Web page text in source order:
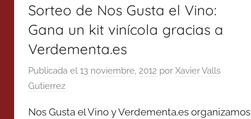
Sorteo de Nos Gusta el Vino:
Gana un kit vinícola gracias a
Verdementa.es
Publicada el 13 noviembre, 2012 por Xavier Valls
Gutierrez
Nos Gusta el Vino y Verdementa.es organizamos